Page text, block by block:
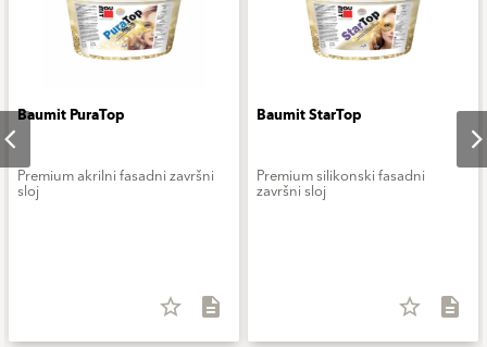
Baumit PuraTop
Premium akrilni fasadni završni
sloj
star_border description
Baumit StarTop
Premium silikonski fasadni
završni sloj
star_border description